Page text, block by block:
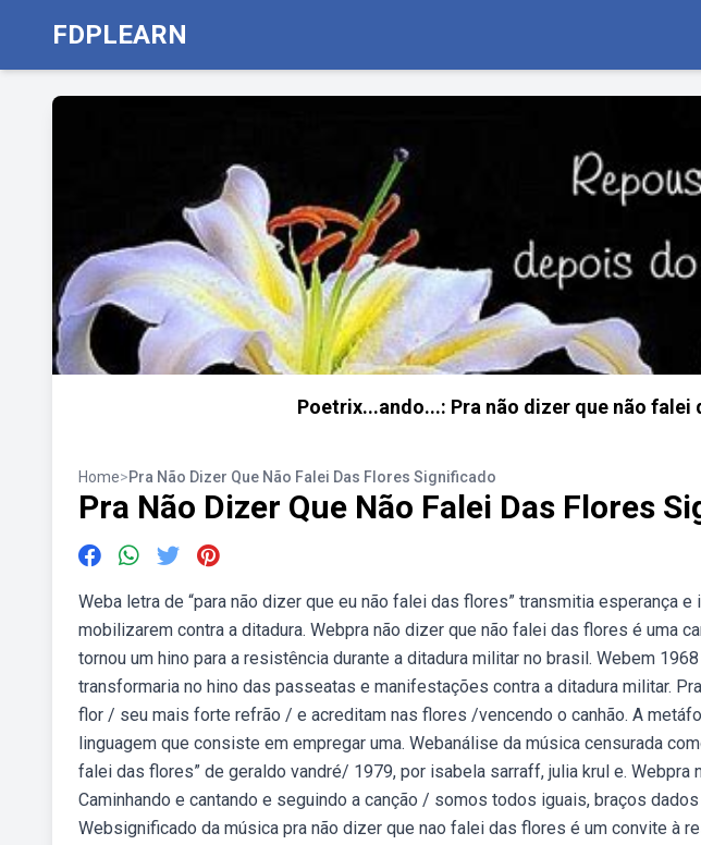
FDPLEARN
Poetrix...ando...: Pra não dizer que não falei
Home>Pra Não Dizer Que Não Falei Das Flores Significado
Pra Não Dizer Que Não Falei Das Flores
Weba letra de “para não dizer que eu não falei das flores” transmitia esperança
mobilizarem contra a ditadura. Webpra não dizer que não falei das flores é uma
tornou um hino para a resistência durante a ditadura militar no brasil. Webem
transformaria no hino das passeatas e manifestações contra a ditadura militar.
flor / seu mais forte refrão / e acreditam nas flores /vencendo o canhão. A
linguagem que consiste em empregar uma. Webanálise da música censurada
falei das flores” de geraldo vandré/ 1979, por isabela sarraff, julia krul e.
Caminhando e cantando e seguindo a canção / somos todos iguais, braços
Websignificado da música pra não dizer que nao falei das flores é um convite à